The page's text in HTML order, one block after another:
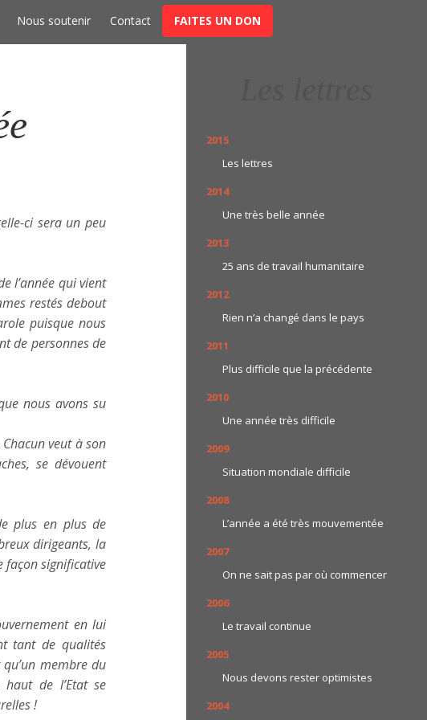
Nous soutenir Contact FAITES UN DON
ci sera un peu
l’année qui vient
restés debout
puisque nous
de personnes de
nous avons su
veut à son
se dévouent
plus en plus de
dirigeants, la
façon significative
en lui
tant de qualités
membre du
de l’Etat se
!
2015
Les lettres
2014
Une très belle année
2013
25 ans de travail humanitaire
2012
Rien n’a changé dans le pays
2011
Plus difficile que la précédente
2010
Une année très difficile
2009
Situation mondiale difficile
2008
L’année a été très mouvementée
2007
On ne sait pas par où commencer
2006
Le travail continue
2005
Nous devons rester optimistes
2004